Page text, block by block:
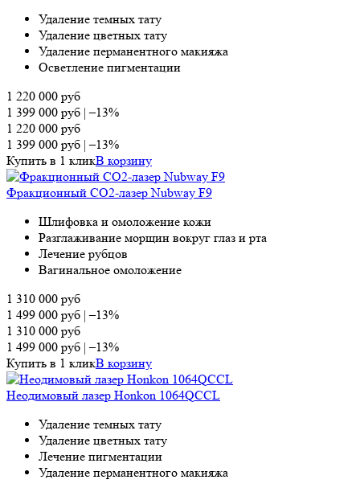
Удаление темных тату
Удаление цветных тату
Удаление перманентного макияжа
Осветление пигментации
1 220 000 руб
1 399 000 руб |–13%
1 220 000 руб
1 399 000 руб |–13%
Купить в 1 кликВ корзину
Фракционный СО2-лазер Nubway F9
Шлифовка и омоложение кожи
Разглаживание морщин вокруг глаз и рта
Лечение рубцов
Вагинальное омоложение
1 310 000 руб
1 499 000 руб |–13%
1 310 000 руб
1 499 000 руб |–13%
Купить в 1 кликВ корзину
Неодимовый лазер Honkon 1064QCCL
Удаление темных тату
Удаление цветных тату
Лечение пигментации
Удаление перманентного макияжа